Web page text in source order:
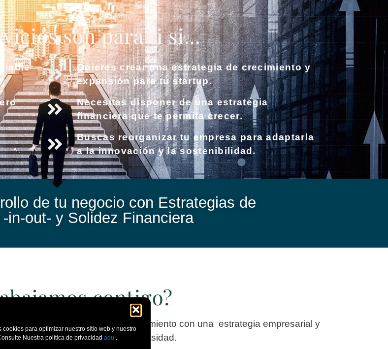
cookies para optimizar nuestro sitio web y nuestro
Nuestra política de privacidad aquí
son para ti si...
Quieres crear una estrategia de crecimiento y
expansión para tu startup.
Necesitas disponer de una estrategia
financiera que te permita crecer.
Buscas reorganizar tu empresa para adaptarla
a la innovación y la sostenibilidad.
de tu negocio con Estrategias de
in-out- y Solidez Financiera
contigo?
para potenciar tu crecimiento con una estrategia empresarial y
el que mejor se adapte a tu necesidad.